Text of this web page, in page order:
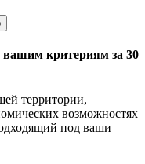
критериям за 30
территории,
возможностях
под ваши